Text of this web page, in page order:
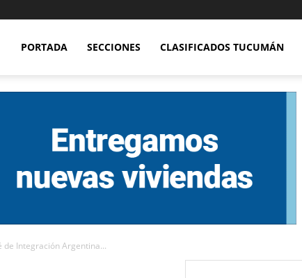
PORTADA SECCIONES CLASIFICADOS TUCUMÁN
de Integración Argentina...